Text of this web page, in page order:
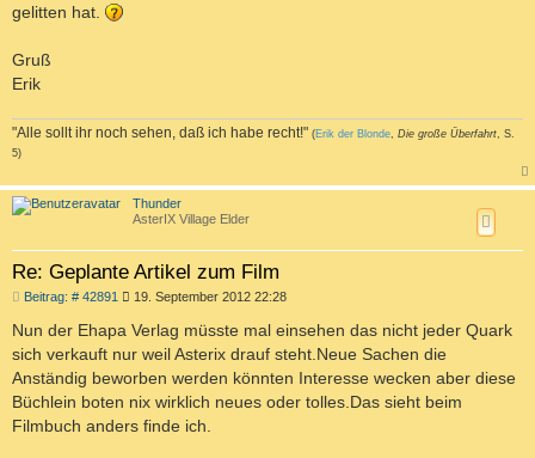
gelitten hat.
Gruß
Erik
"Alle sollt ihr noch sehen, daß ich habe recht!" (Erik der Blonde Die große Überfahrt , S.
5)
Thunder
AsterIX Village Elder
Re: Geplante Artikel zum Film
Beitrag: # 42891 B
i
r
a
g
19. September 2012 22:28
Nun der Ehapa Verlag müsste mal einsehen das nicht jeder Quark
sich verkauft nur weil Asterix drauf steht.Neue Sachen die
Anständig beworben werden könnten Interesse wecken aber diese
Büchlein boten nix wirklich neues oder tolles.Das sieht beim
Filmbuch anders finde ich.